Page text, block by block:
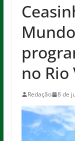
no
Redação 8 de